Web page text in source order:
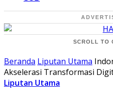
SCROLL TO
Beranda Liputan Utama
Akselerasi Transformasi
Liputan Utama